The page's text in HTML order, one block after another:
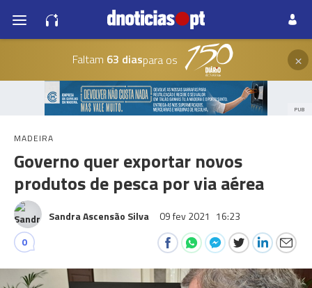
Faltam 63 diaspara os ×
PUB
MADEIRA
Governo quer exportar novos
produtos de pesca por via aérea
Sandra Ascensão Silva 09 fev 2021 16:23
0